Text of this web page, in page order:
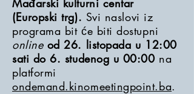
Mađarski kulturni centar
(Europski trg). Svi naslovi iz
programa bit će biti dostupni
online od 26. listopada u 12:00
sati do 6. studenog u 00:00na
platformi
ondemand.kinomeetingpoint.ba.